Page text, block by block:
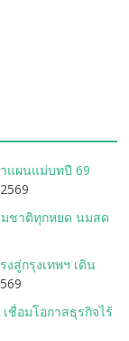
แผนแม่บทปี 69
มชาติทุกหยด นมสด
สู่กรุงเทพฯ เดิน
ชื่อมโอกาสธุรกิจไร้